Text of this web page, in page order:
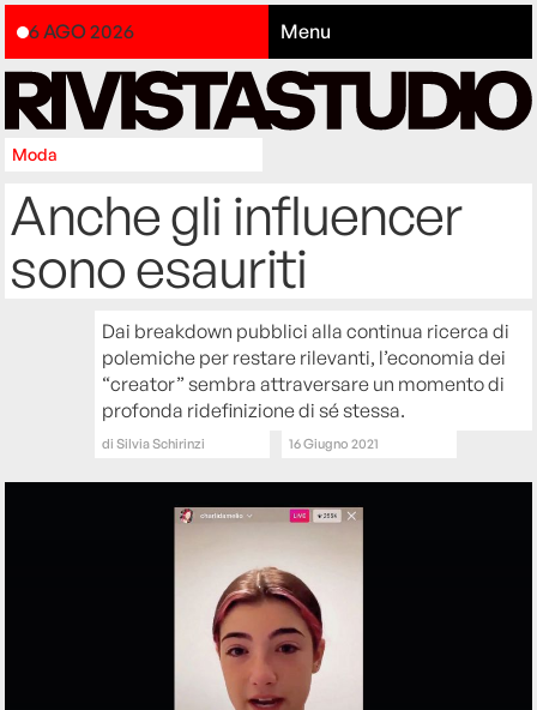
6 AGO 2026 Menu
Moda
Anche gli influencer
sono esauriti
Dai breakdown pubblici alla continua ricerca di
polemiche per restare rilevanti, l’economia dei
“creator” sembra attraversare un momento di
profonda ridefinizione di sé stessa.
diSilvia Schirinzi 16 Giugno 2021